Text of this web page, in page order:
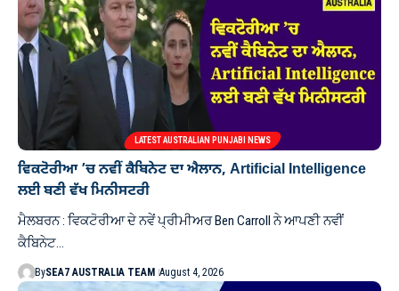
LATEST AUSTRALIAN PUNJABI NEWS
ਵਿਕਟੋਰੀਆ ’ਚ ਨਵੀਂ ਕੈਬਿਨੇਟ ਦਾ ਐਲਾਨ, Artificial Intelligence
ਲਈ ਬਣੀ ਵੱਖ ਮਿਨੀਸਟਰੀ
ਮੈਲਬਰਨ : ਵਿਕਟੋਰੀਆ ਦੇ ਨਵੇਂ ਪ੍ਰੀਮੀਅਰ Ben Carroll ਨੇ ਆਪਣੀ ਨਵੀਂ
ਕੈਬਿਨੇਟ…
BySEA7 AUSTRALIA TEAM August 4, 2026